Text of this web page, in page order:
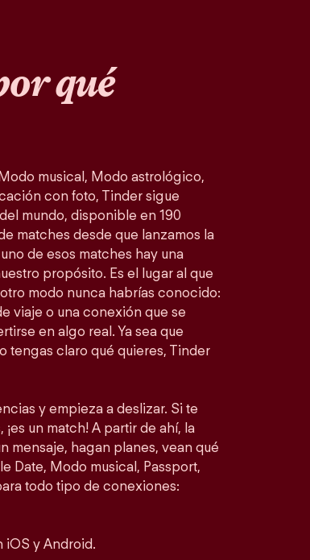
qué
musical, Modo astrológico,
con foto, Tinder sigue
mundo, disponible en 190
matches desde que lanzamos la
de esos matches hay una
propósito. Es el lugar al que
modo nunca habrías conocido:
viaje o una conexión que se
en algo real. Ya sea que
tengas claro qué quieres, Tinder
y empieza a deslizar. Si te
un match! A partir de ahí, la
mensaje, hagan planes, vean qué
Date, Modo musical, Passport,
todo tipo de conexiones:
iOS y Android.